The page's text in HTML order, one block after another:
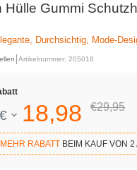
Hülle Gummi
Durchsichtig, Mode-
Artikelnummer: 205018
18,98 €29,95
RABATT BEIM KAUF VON